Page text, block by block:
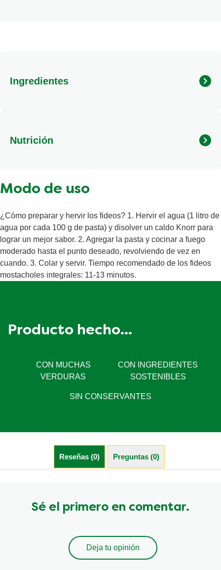
Ingredientes
Nutrición
Modo de uso
¿Cómo preparar y hervir los fideos? 1. Hervir el agua (1 litro de
agua por cada 100 g de pasta) y disolver un caldo Knorr para
lograr un mejor sabor. 2. Agregar la pasta y cocinar a fuego
moderado hasta el punto deseado, revolviendo de vez en
cuando. 3. Colar y servir. Tiempo recomendado de los fideos
mostacholes integrales: 11-13 minutos.
Producto hecho...
CON MUCHAS
VERDURAS
CON INGREDIENTES
SOSTENIBLES
SIN CONSERVANTES
Reseñas (0) Preguntas (0)
Sé el primero en comentar.
Deja tu opinión